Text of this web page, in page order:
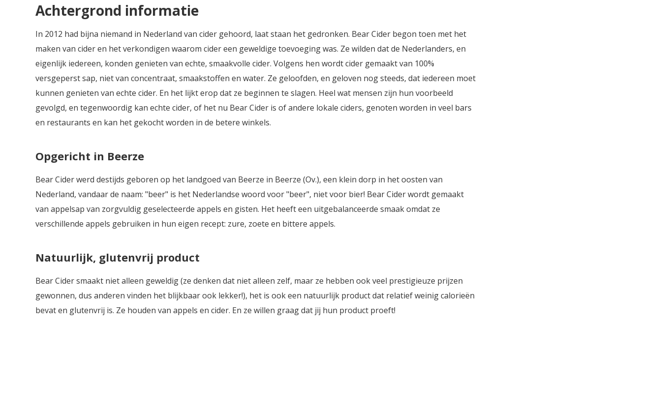
sprankelend en heeft een subtiele
bitterheid die perfect in balans is
met de natuurlijke zoetheid van de
appels. Ideaal voor liefhebbers van
zowel cider als bier.
Achtergrond informatie
In 2012 had bijna niemand in Nederland van cider gehoord, laat staan het gedronken. Bear Cider begon toen met het
maken van cider en het verkondigen waarom cider een geweldige toevoeging was. Ze wilden dat de Nederlanders, en
eigenlijk iedereen, konden genieten van echte, smaakvolle cider. Volgens hen wordt cider gemaakt van 100%
versgeperst sap, niet van concentraat, smaakstoffen en water. Ze geloofden, en geloven nog steeds, dat iedereen moet
kunnen genieten van echte cider. En het lijkt erop dat ze beginnen te slagen. Heel wat mensen zijn hun voorbeeld
gevolgd, en tegenwoordig kan echte cider, of het nu Bear Cider is of andere lokale ciders, genoten worden in veel bars
en restaurants en kan het gekocht worden in de betere winkels.
Opgericht in Beerze
Bear Cider werd destijds geboren op het landgoed van Beerze in Beerze (Ov.), een klein dorp in het oosten van
Nederland, vandaar de naam: "beer" is het Nederlandse woord voor "beer", niet voor bier! Bear Cider wordt gemaakt
van appelsap van zorgvuldig geselecteerde appels en gisten. Het heeft een uitgebalanceerde smaak omdat ze
verschillende appels gebruiken in hun eigen recept: zure, zoete en bittere appels.
Natuurlijk, glutenvrij product
Bear Cider smaakt niet alleen geweldig (ze denken dat niet alleen zelf, maar ze hebben ook veel prestigieuze prijzen
gewonnen, dus anderen vinden het blijkbaar ook lekker!), het is ook een natuurlijk product dat relatief weinig calorieën
bevat en glutenvrij is. Ze houden van appels en cider. En ze willen graag dat jij hun product proeft!